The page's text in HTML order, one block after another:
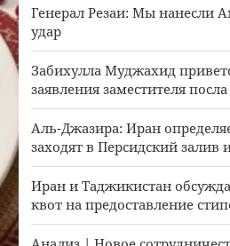
Генерал Резаи: Мы нанесли
удар
Забихулла Муджахид
заявления заместителя
Аль-Джазира: Иран
заходят в Персидский залив
Иран и Таджикистан
квот на предоставление